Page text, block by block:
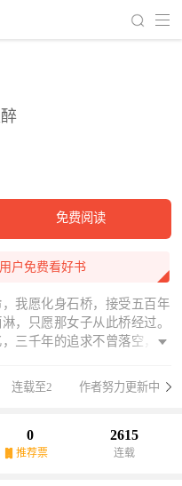
免费阅读
户免费看好书
我愿化身石桥，接受五百年
，只愿那女子从此桥经过。
三千年的追求不曾落空，她
连载至2 作者努力更新中
0
推荐票
2615
连载